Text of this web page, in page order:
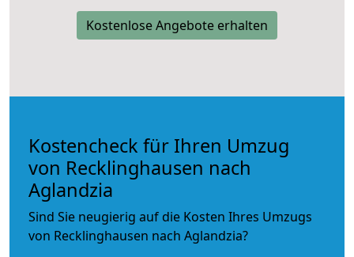
Kostenlose Angebote erhalten
Kostencheck für Ihren Umzug
von Recklinghausen nach
Aglandzia
Sind Sie neugierig auf die Kosten Ihres Umzugs
von Recklinghausen nach Aglandzia?